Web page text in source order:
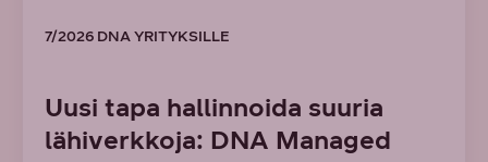
7/2026 DNA YRITYKSILLE
Uusi tapa hallinnoida suuria
lähiverkkoja: DNA Managed